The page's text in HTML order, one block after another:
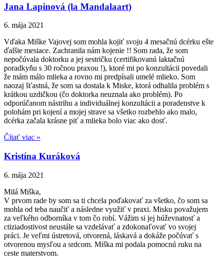
Jana Lapinová (la Mandalaart)
6. mája 2021
Vďaka Miške Vajovej som mohla kojiť svoju 4 mesačnú dcérku ešte
ďalšie mesiace. Zachranila nám kojenie !! Som rada, že som
nepočúvala doktorku a jej sestričku (certifikovanú laktačnú
poradkyňu s 30 ročnou praxou !), ktoré mi po konzultácii povedali
že mám málo mlieka a rovno mi predpísali umelé mlieko. Som
naozaj šťastná, že som sa dostala k Miske, ktorá odhalila problém s
krátkou uzdičkou (čo doktorka neuznala ako problém). Po
odporúčanom nástrihu a individuálnej konzultácii a poradenstve k
polohám pri kojení a mojej strave sa všetko rozbehlo ako malo,
dcérka začala krásne piť a mlieka bolo viac ako dosť.
Čítať viac »
Kristína Kuráková
6. mája 2021
Milá Miška,
V prvom rade by som sa ti chcela poďakovať za všetko, čo som sa
mohla od teba naučiť a následne využiť v praxi. Misku považujem
za veľkého odborníka v tom čo robí. Vážim si jej húževnatosť a
ctiziadostivost neustále sa vzdelávať a zdokonaľovať vo svojej
práci. Je veľmi ústretová, otvorená, láskavá a dokáže počúvať s
otvorenou mysľou a srdcom. Miška mi podala pomocnú ruku na
ceste materstvom.